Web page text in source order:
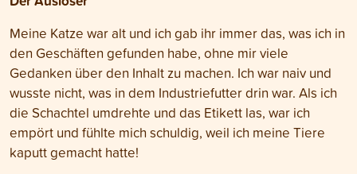
Meine Katze war alt und ich gab ihr immer das, was ich in
den Geschäften gefunden habe, ohne mir viele
Gedanken über den Inhalt zu machen. Ich war naiv und
wusste nicht, was in dem Industriefutter drin war. Als ich
die Schachtel umdrehte und das Etikett las, war ich
empört und fühlte mich schuldig, weil ich meine Tiere
kaputt gemacht hatte!